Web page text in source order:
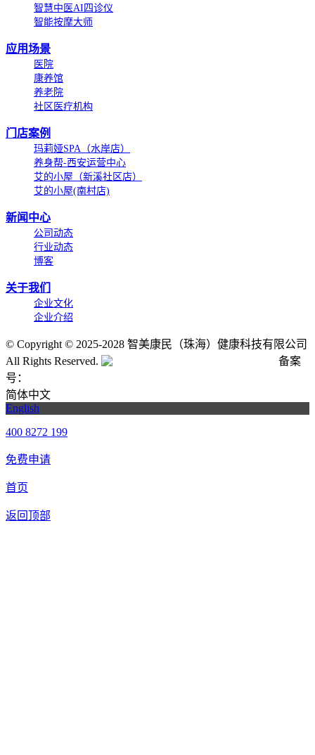
智慧中医AI四诊仪
智能按摩大师
应用场景
医院
康养馆
养老院
社区医疗机构
门店案例
玛莉娅SPA（水岸店）
养身帮-西安运营中心
艾的小屋（新溪社区店）
艾的小屋(南村店)
新闻中心
公司动态
行业动态
博客
关于我们
企业文化
企业介绍
© Copyright © 2025-2028 智美康民（珠海）健康科技有限公司
All Rights Reserved.
备案
号：
简体中文
English
400 8272 199
免费申请
首页
返回顶部